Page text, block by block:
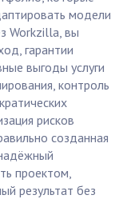
модели
Workzilla, вы
гарантии
выгоды услуги
контроль
рисков
созданная
проектом,
результат без